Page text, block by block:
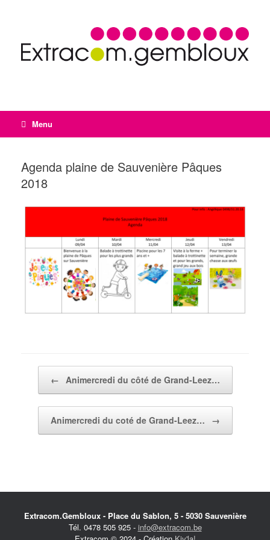
Menu
Agenda plaine de Sauvenière Pâques
2018
← Animercredi du côté de Grand-Leez…
Animercredi du coté de Grand-Leez… →
Extracom.Gembloux - Place du Sablon, 5 - 5030 Sauvenière
Tél. 0478 505 925 - info@extracom.be